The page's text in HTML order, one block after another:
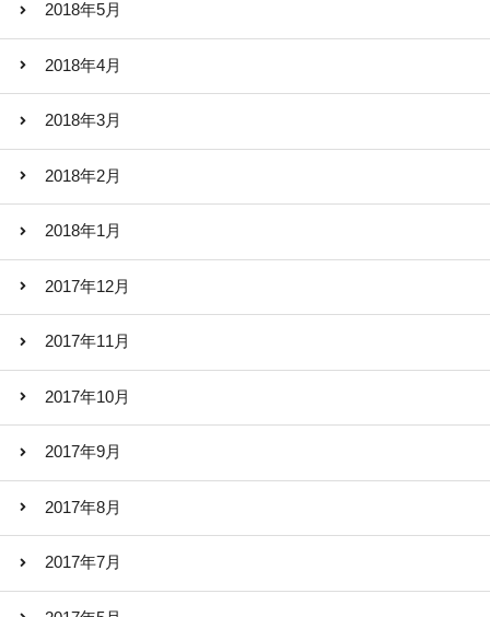
2018年5月
2018年4月
2018年3月
2018年2月
2018年1月
2017年12月
2017年11月
2017年10月
2017年9月
2017年8月
2017年7月